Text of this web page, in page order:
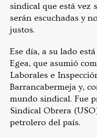
sindical que está vez
serán escuchadas y
justos.
Ese día, a su lado
Egea, que asumió
Laborales e
Barrancabermeja y,
mundo sindical. Fue
Sindical Obrera
petrolero del país.